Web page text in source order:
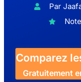
Par
Comparez
Gratuitement